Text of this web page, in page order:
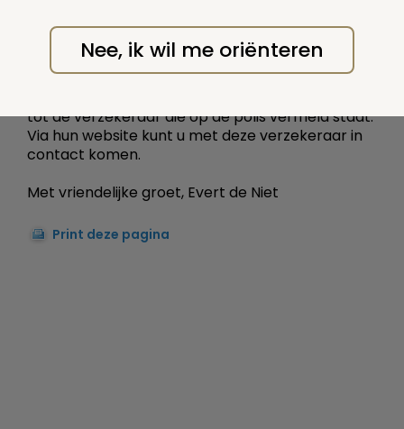
Antwoord:
Beste vragensteller, ik beschik niet over een
database met verzekeringsgegevens, dit is een
tot de verzekeraar die op de polis vermeld staat.
Via hun website kunt u met deze verzekeraar in
contact komen.
Met vriendelijke groet, Evert de Niet
Print deze pagina
Nee, ik wil me oriënteren